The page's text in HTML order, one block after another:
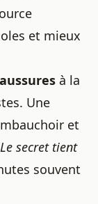
et mieux
à la
Une
et
Le secret tient
souvent